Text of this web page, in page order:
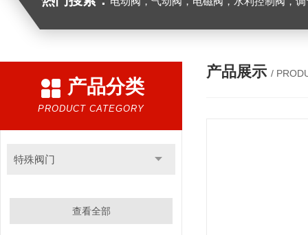
产品分类
PRODUCT CATEGORY
特殊阀门
查看全部
产品展示 /